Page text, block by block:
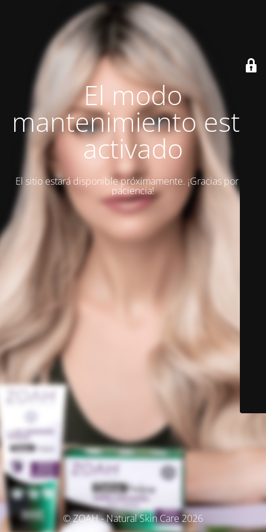
El modo
mantenimiento está
activado
El sitio estará disponible próximamente. ¡Gracias por su
paciencia!
© ZOAH - Natural Skin Care 2026